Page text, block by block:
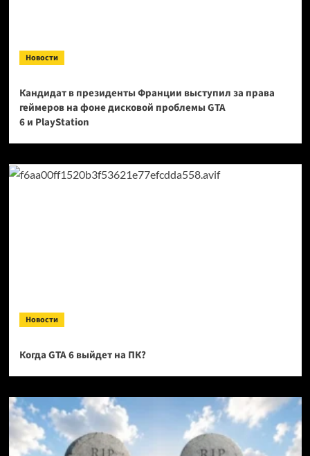
Новости
Кандидат в президенты Франции выступил за права
геймеров на фоне дисковой проблемы GTA
6 и PlayStation
Новости
Когда GTA 6 выйдет на ПК?